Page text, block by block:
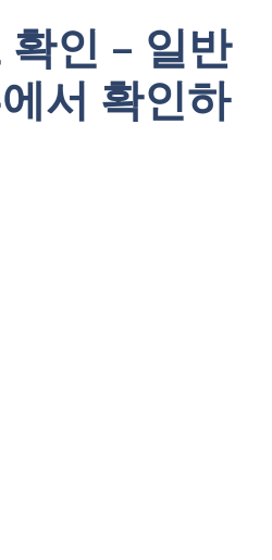
인 – 일반
서 확인하